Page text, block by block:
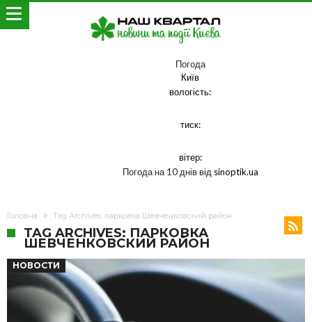
Погода
Київ
вологість:
тиск:
вітер:
Погода на 10 днів від sinoptik.ua
Головна Tag Archives: парковка Шевченковский район
TAG ARCHIVES: ПАРКОВКА
ШЕВЧЕНКОВСКИЙ РАЙОН
НОВОСТИ